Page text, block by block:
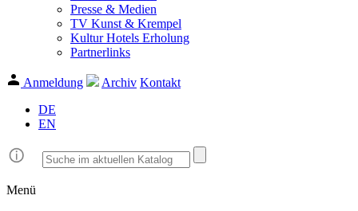
Presse & Medien
TV Kunst & Krempel
Kultur Hotels Erholung
Partnerlinks
Anmeldung Archiv Kontakt
DE
EN
Menü